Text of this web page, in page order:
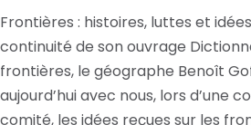
Frontières : histoires, luttes et
continuité de son ouvrage
frontières, le géographe Benoît
aujourd’hui avec nous, lors d’une
comité, les idées reçues sur les